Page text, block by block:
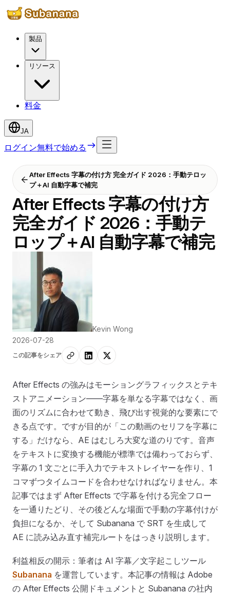
製品
リソース
料金
JA
ログイン無料で始める
After Effects 字幕の付け方 完全ガイド 2026：手動テロッ
プ＋AI 自動字幕で補完
After Effects 字幕の付け方
完全ガイド 2026：手動テ
ロップ＋AI 自動字幕で補完
Kevin Wong
2026-07-28
この記事をシェア
After Effects の強みはモーショングラフィックスとテキ
ストアニメーション——字幕を単なる字幕ではなく、画
面のリズムに合わせて動き、飛び出す視覚的な要素にで
きる点です。ですが目的が「この動画のセリフを字幕に
する」だけなら、AE はむしろ大変な道のりです。音声
をテキストに変換する機能が標準では備わっておらず、
字幕の 1 文ごとに手入力でテキストレイヤーを作り、1
コマずつタイムコードを合わせなければなりません。本
記事ではまず After Effects で字幕を付ける完全フロー
を一通りたどり、その後どんな場面で手動の字幕付けが
負担になるか、そして Subanana で SRT を生成して
AE に読み込み直す補完ルートをはっきり説明します。
利益相反の開示：筆者は AI 字幕／文字起こしツール
Subanana を運営しています。本記事の情報は Adobe
の After Effects 公開ドキュメントと Subanana の社内